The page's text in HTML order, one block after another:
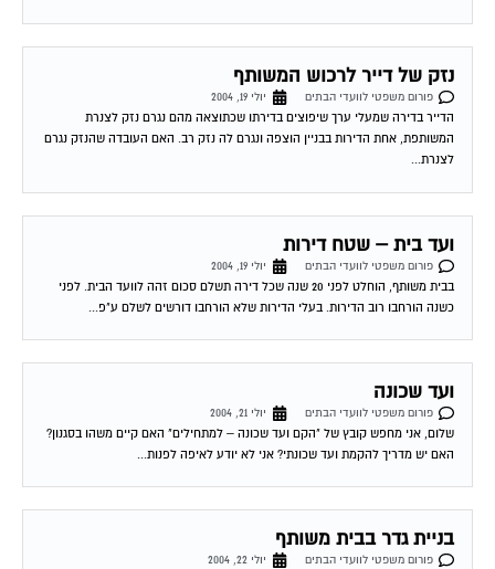
נזק של דייר לרכוש המשותף
פורום משפטי לוועדי הבתים
יולי 19, 2004
הדייר בדירה שמעלי ערך שיפוצים בדירתו שכתוצאה מהם נגרם נזק לצנרת
המשותפת, אחת הדירות בבניין הוצפה ונגרם לה נזק רב. האם העובדה שהנזק נגרם
לצנרת...
ועד בית – שטח דירות
פורום משפטי לוועדי הבתים
יולי 19, 2004
בבית משותף, הוחלט לפני 20 שנה שכל דירה תשלם סכום זהה לוועד הבית. לפני
כשנה הורחבו רוב הדירות. בעלי הדירות שלא הורחבו דורשים לשלם ע"פ...
ועד שכונה
פורום משפטי לוועדי הבתים
יולי 21, 2004
שלום, אני מחפש קובץ של "הקם ועד שכונה – למתחילים" האם קיים משהו בסגנון?
האם יש מדריך להקמת ועד שכונתי? אני לא יודע לאיפה לפנות...
בניית גדר בבית משותף
פורום משפטי לוועדי הבתים
יולי 22, 2004